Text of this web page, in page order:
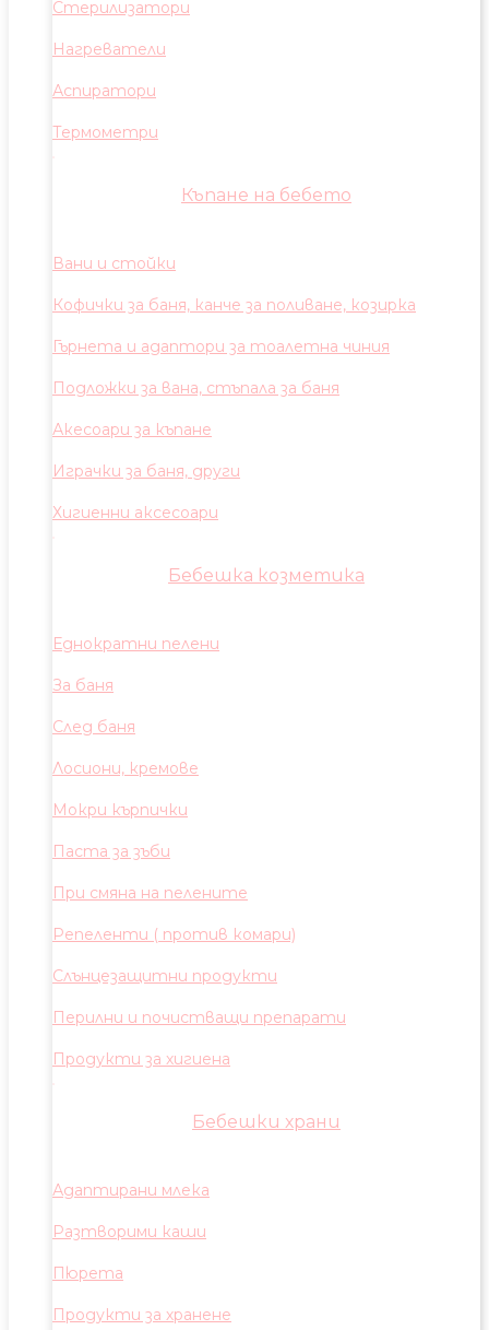
Стерилизатори
Нагреватели
Аспиратори
Термометри
Къпане на бебето
Вани и стойки
Кофички за баня, канче за поливане, козирка
Гърнета и адаптори за тоалетна чиния
Подложки за вана, стъпала за баня
Акесоари за къпане
Играчки за баня, други
Хигиенни аксесоари
Бебешка козметика
Еднократни пелени
За баня
След баня
Лосиони, кремове
Мокри кърпички
Паста за зъби
При смяна на пелените
Репеленти ( против комари)
Слънцезащитни продукти
Перилни и почистващи препарати
Продукти за хигиена
Бебешки храни
Адаптирани млека
Разтворими каши
Пюрета
Продукти за хранене